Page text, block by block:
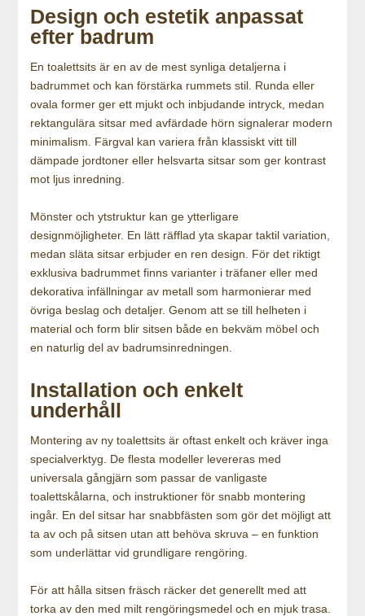
Design och estetik anpassat
efter badrum
En toalettsits är en av de mest synliga detaljerna i
badrummet och kan förstärka rummets stil. Runda eller
ovala former ger ett mjukt och inbjudande intryck, medan
rektangulära sitsar med avfärdade hörn signalerar modern
minimalism. Färgval kan variera från klassiskt vitt till
dämpade jordtoner eller helsvarta sitsar som ger kontrast
mot ljus inredning.
Mönster och ytstruktur kan ge ytterligare
designmöjligheter. En lätt räfflad yta skapar taktil variation,
medan släta sitsar erbjuder en ren design. För det riktigt
exklusiva badrummet finns varianter i träfaner eller med
dekorativa infällningar av metall som harmonierar med
övriga beslag och detaljer. Genom att se till helheten i
material och form blir sitsen både en bekväm möbel och
en naturlig del av badrumsinredningen.
Installation och enkelt
underhåll
Montering av ny toalettsits är oftast enkelt och kräver inga
specialverktyg. De flesta modeller levereras med
universala gångjärn som passar de vanligaste
toalettskålarna, och instruktioner för snabb montering
ingår. En del sitsar har snabbfästen som gör det möjligt att
ta av och på sitsen utan att behöva skruva – en funktion
som underlättar vid grundligare rengöring.
För att hålla sitsen fräsch räcker det generellt med att
torka av den med milt rengöringsmedel och en mjuk trasa.